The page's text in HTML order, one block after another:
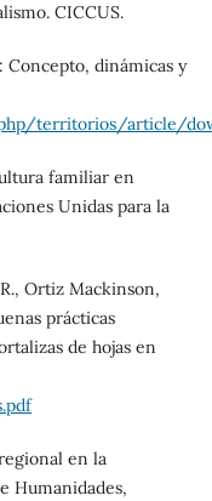
CICCUS.
Concepto, dinámicas y
territorios/article/
familiar en
Unidas para la
Ortiz Mackinson,
prácticas
de hojas en
en la
Humanidades,